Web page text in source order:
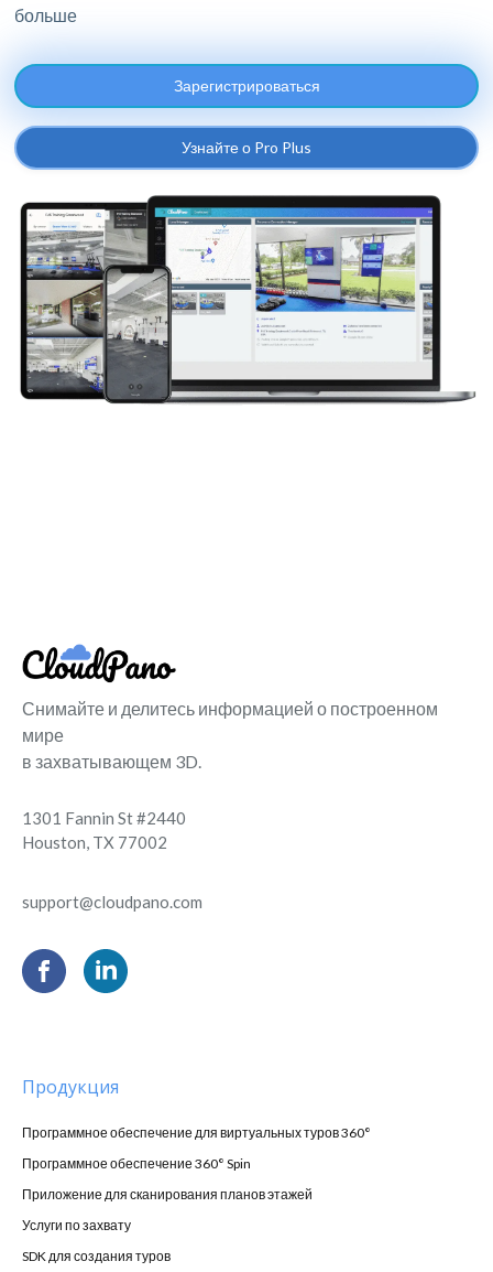
больше
Зарегистрироваться
Узнайте о Pro Plus
Снимайте и делитесь информацией о построенном
мире
в захватывающем 3D.
1301 Fannin St #2440
Houston, TX 77002
support@cloudpano.com
Продукция
Программное обеспечение для виртуальных туров 360°
Программное обеспечение 360° Spin
Приложение для сканирования планов этажей
Услуги по захвату
SDK для создания туров